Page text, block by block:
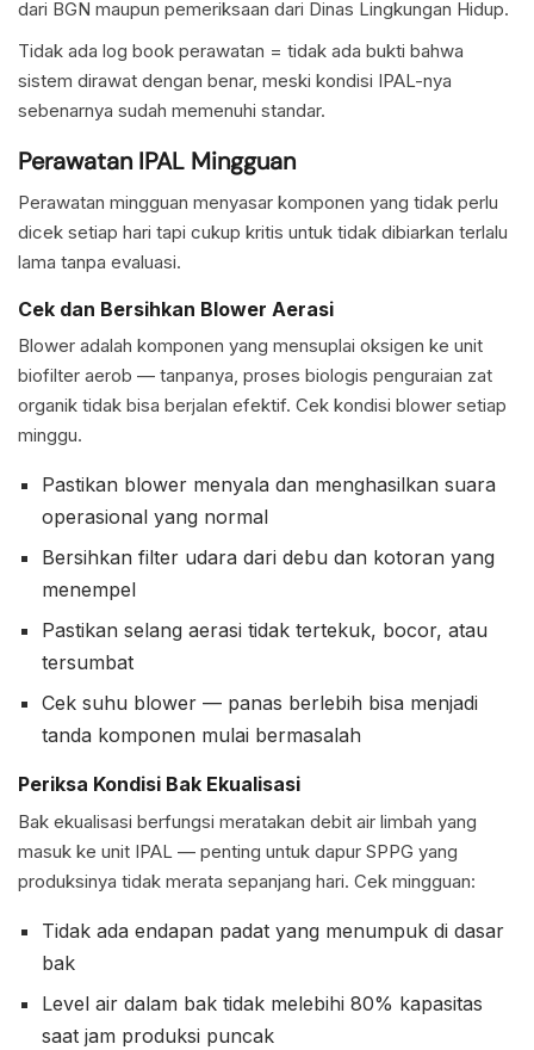
dari BGN maupun pemeriksaan dari Dinas Lingkungan Hidup.
Tidak ada log book perawatan = tidak ada bukti bahwa
sistem dirawat dengan benar, meski kondisi IPAL-nya
sebenarnya sudah memenuhi standar.
Perawatan IPAL Mingguan
Perawatan mingguan menyasar komponen yang tidak perlu
dicek setiap hari tapi cukup kritis untuk tidak dibiarkan terlalu
lama tanpa evaluasi.
Cek dan Bersihkan Blower Aerasi
Blower adalah komponen yang mensuplai oksigen ke unit
biofilter aerob — tanpanya, proses biologis penguraian zat
organik tidak bisa berjalan efektif. Cek kondisi blower setiap
minggu.
Pastikan blower menyala dan menghasilkan suara
operasional yang normal
Bersihkan filter udara dari debu dan kotoran yang
menempel
Pastikan selang aerasi tidak tertekuk, bocor, atau
tersumbat
Cek suhu blower — panas berlebih bisa menjadi
tanda komponen mulai bermasalah
Periksa Kondisi Bak Ekualisasi
Bak ekualisasi berfungsi meratakan debit air limbah yang
masuk ke unit IPAL — penting untuk dapur SPPG yang
produksinya tidak merata sepanjang hari. Cek mingguan:
Tidak ada endapan padat yang menumpuk di dasar
bak
Level air dalam bak tidak melebihi 80% kapasitas
saat jam produksi puncak